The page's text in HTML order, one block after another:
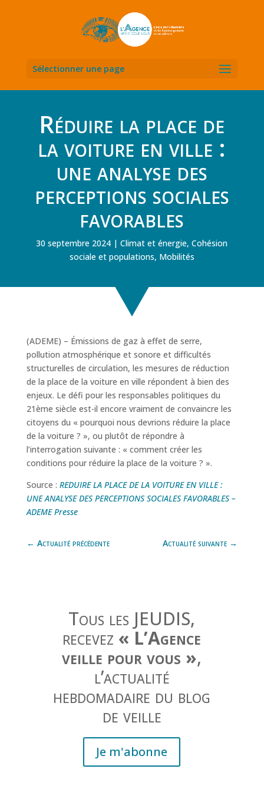
Sélectionner une page
Réduire la place de
la voiture en ville :
une analyse des
perceptions sociales
favorables
30 septembre 2024 Climat et énergie,Cohésion
sociale et populations, Mobilités
(ADEME) – Émissions de gaz à effet de serre,
pollution atmosphérique et sonore et difficultés
structurelles de circulation, les mesures de réduction
de la place de la voiture en ville répondent à bien des
enjeux. Le défi pour les responsables politiques du
21ème siècle est-il encore vraiment de convaincre les
citoyens du « pourquoi nous devrions réduire la place
de la voiture ? », ou plutôt de répondre à
l’interrogation suivante : « comment créer les
conditions pour réduire la place de la voiture ? ».
Source : REDUIRE LA PLACE DE LA VOITURE EN VILLE :
UNE ANALYSE DES PERCEPTIONS SOCIALES FAVORABLES –
ADEME Presse
← Actualité précédente Actualité suivante →
Tous les JEUDIS,
recevez « L’Agence
veille pour vous »,
l’actualité
hebdomadaire du blog
de veille
Je m'abonne